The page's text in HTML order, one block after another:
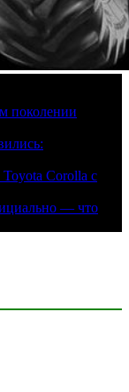
поколении
Corolla с
— что